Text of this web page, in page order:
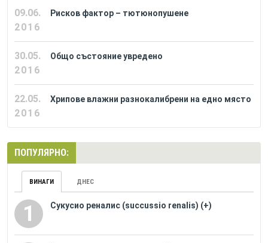
09.06.
2016
Рисков фактор – тютюнопушене
30.05.
2016
Общо състояние увредено
22.05.
2016
Хрипове влажни разнокалибрени на едно място
ПОПУЛЯРНО:
ВИНАГИ ДНЕС
1 Сукусио реналис (succussio renalis) (+)